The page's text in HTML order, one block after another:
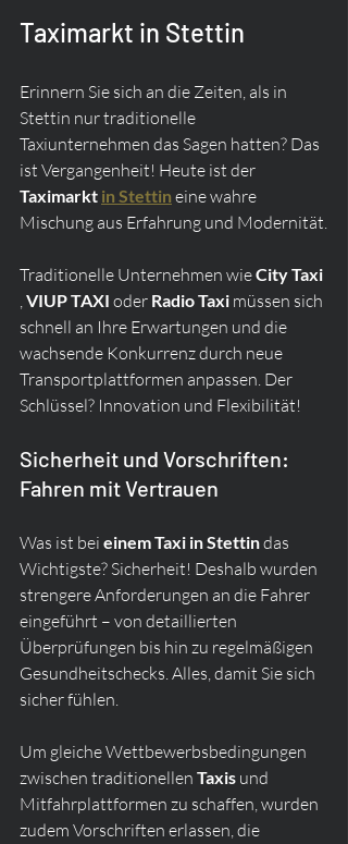
Taximarkt in Stettin
Erinnern Sie sich an die Zeiten, als in
Stettin nur traditionelle
Taxiunternehmen das Sagen hatten? Das
ist Vergangenheit! Heute ist der
Taximarkt in Stettin eine wahre
Mischung aus Erfahrung und Modernität.
Traditionelle Unternehmen wie City Taxi
, VIUP TAXI oder Radio Taxi müssen sich
schnell an Ihre Erwartungen und die
wachsende Konkurrenz durch neue
Transportplattformen anpassen. Der
Schlüssel? Innovation und Flexibilität!
Sicherheit und Vorschriften:
Fahren mit Vertrauen
Was ist bei einem Taxi in Stettin das
Wichtigste? Sicherheit! Deshalb wurden
strengere Anforderungen an die Fahrer
eingeführt – von detaillierten
Überprüfungen bis hin zu regelmäßigen
Gesundheitschecks. Alles, damit Sie sich
sicher fühlen.
Um gleiche Wettbewerbsbedingungen
zwischen traditionellen Taxis und
Mitfahrplattformen zu schaffen, wurden
zudem Vorschriften erlassen, die